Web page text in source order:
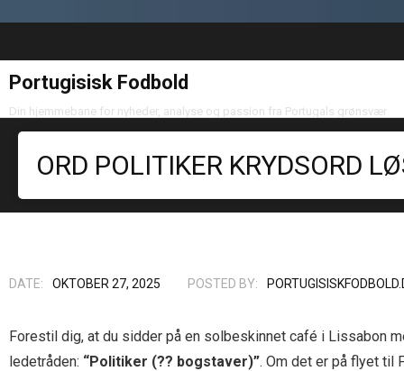
Portugisisk Fodbold
Din hjemmebane for nyheder, analyse og passion fra Portugals grønsvær
ORD POLITIKER KRYDSORD
DATE: OKTOBER 27, 2025 POSTED BY:
Forestil dig, at du sidder på en solbeskinnet café i Lissabon
ledetråden: “Politiker (?? bogstaver)”. Om det er på flyet til